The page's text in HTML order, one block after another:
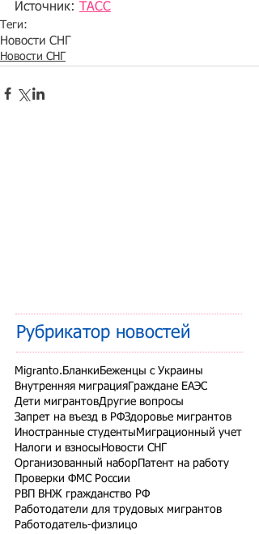
Источник: ТАСС
Теги:
Новости СНГ
Новости СНГ
Рубрикатор новостей
Migranto.Бланки Беженцы с Украины
Внутренняя миграция Граждане ЕАЭС
Дети мигрантовДругие вопросы
Запрет на въезд в РФЗдоровье мигрантов
Иностранные студенты Миграционный учет
Налоги и взносы Новости СНГ
Организованный набор Патент на работу
Проверки ФМС России
РВП ВНЖ гражданство РФ
Работодатели для трудовых мигрантов
Работодатель-физлицо